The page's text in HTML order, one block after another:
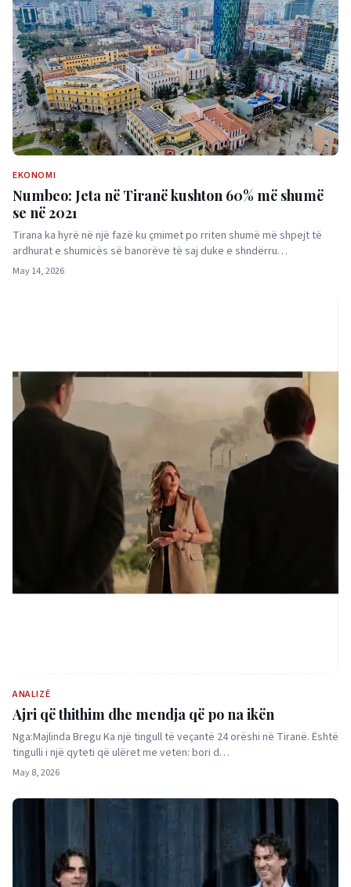
EKONOMI
Numbeo: Jeta në Tiranë kushton 60% më shumë
se në 2021
Tirana ka hyrë në një fazë ku çmimet po rriten shumë më shpejt të
ardhurat e shumicës së banorëve të saj duke e shndërru…
May 14, 2026
ANALIZË
Ajri që thithim dhe mendja që po na ikën
Nga:Majlinda Bregu Ka një tingull të veçantë 24 orëshi në Tiranë. Është
tingulli i një qyteti që ulëret me veten: bori d…
May 8, 2026